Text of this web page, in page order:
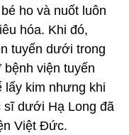
ho và nuốt luôn
hóa. Khi đó,
tuyến dưới trong
viện tuyến
lấy kim nhưng khi
sĩ dưới Hạ Long đã
Việt Đức.